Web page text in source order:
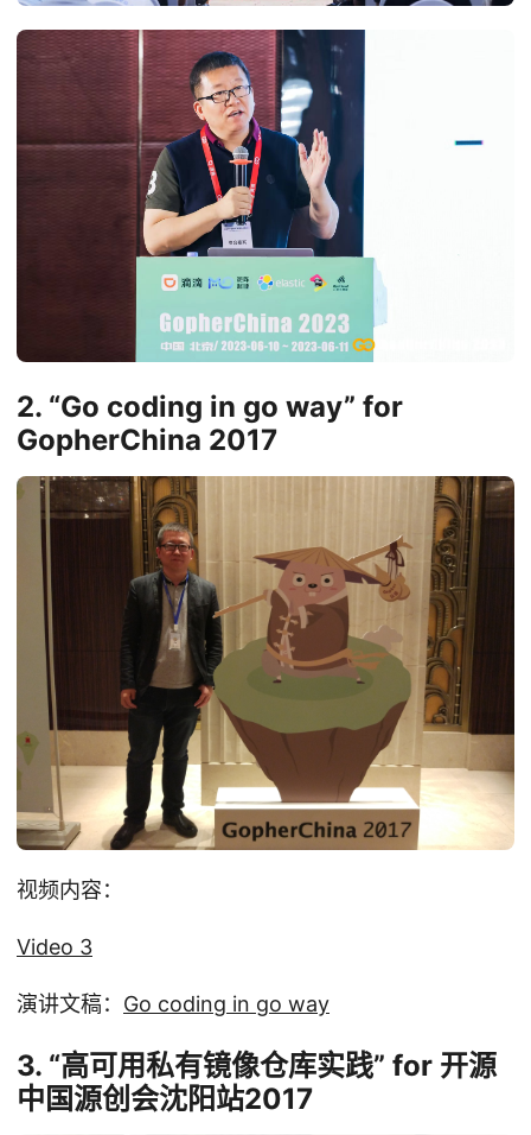
2. “Go coding in go way” for
GopherChina 2017
视频内容：
Video 3
演讲文稿： Go coding in go way
3. “高可用私有镜像仓库实践” for 开源
中国源创会沈阳站2017